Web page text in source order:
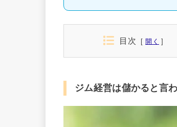
目次 開く
ジム経営は儲かると言